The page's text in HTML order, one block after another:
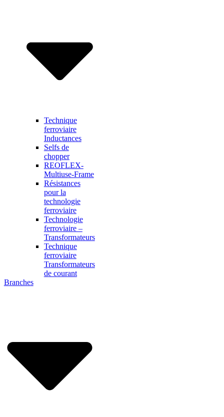
Technique
ferroviaire
Inductances
Selfs de
chopper
REOFLEX-
Multiuse-Frame
Résistances
pour la
technologie
ferroviaire
Technologie
ferroviaire –
Transformateurs
Technique
ferroviaire
Transformateurs
de courant
Branches